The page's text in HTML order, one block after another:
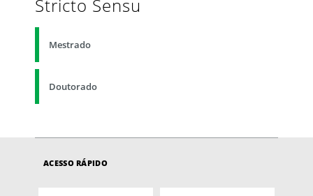
Stricto Sensu
Mestrado
Doutorado
ACESSO RÁPIDO